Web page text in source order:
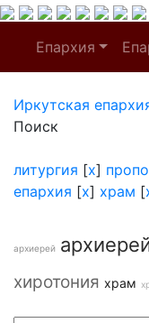
Епархия
Иркутская
Поиск
литургия [x]
епархия [x] храм [
архиерей
хиротония храм